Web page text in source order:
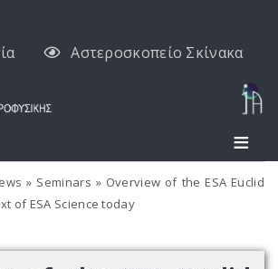
Αστεροσκοπείο Σκίνακα
Seminars
Overview of the ESA Euclid
of ESA Science today